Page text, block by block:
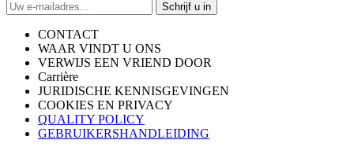
Schrijf u in
CONTACT
WAAR VINDT U ONS
VERWIJS EEN VRIEND DOOR
Carrière
JURIDISCHE KENNISGEVINGEN
COOKIES EN PRIVACY
QUALITY POLICY
GEBRUIKERSHANDLEIDING